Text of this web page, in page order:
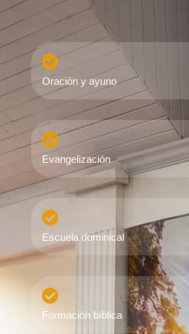

Oración y ayuno

Evangelización

Escuela dominical

Formación bíblica